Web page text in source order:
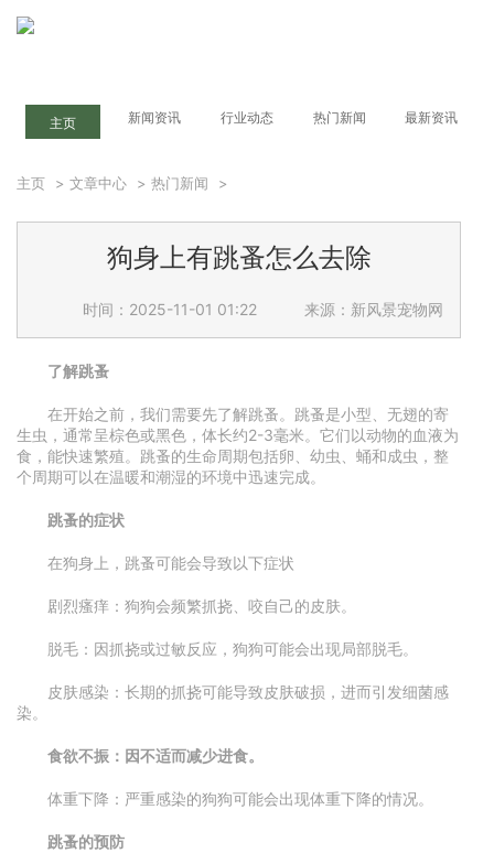
主页 新闻资讯 行业动态 热门新闻 最新资讯
主页 > 文章中心 > 热门新闻 >
狗身上有跳蚤怎么去除
时间：2025-11-01 01:22 来源：新风景宠物网
了解跳蚤
在开始之前，我们需要先了解跳蚤。跳蚤是小型、无翅的寄
生虫，通常呈棕色或黑色，体长约2-3毫米。它们以动物的血液为
食，能快速繁殖。跳蚤的生命周期包括卵、幼虫、蛹和成虫，整
个周期可以在温暖和潮湿的环境中迅速完成。
跳蚤的症状
在狗身上，跳蚤可能会导致以下症状
剧烈瘙痒：狗狗会频繁抓挠、咬自己的皮肤。
脱毛：因抓挠或过敏反应，狗狗可能会出现局部脱毛。
皮肤感染：长期的抓挠可能导致皮肤破损，进而引发细菌感
染。
食欲不振：因不适而减少进食。
体重下降：严重感染的狗狗可能会出现体重下降的情况。
跳蚤的预防